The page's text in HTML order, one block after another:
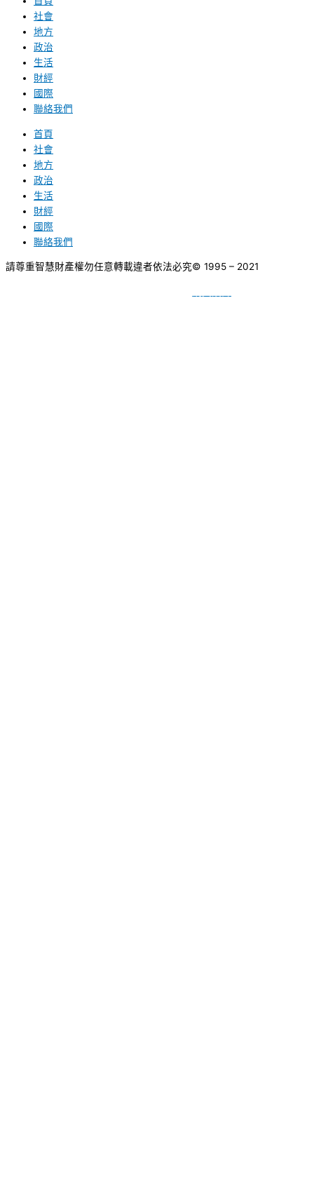
社會
地方
政治
生活
財經
國際
聯絡我們
首頁
社會
地方
政治
生活
財經
國際
聯絡我們
請尊重智慧財產權勿任意轉載違者依法必究© 1995 – 2021